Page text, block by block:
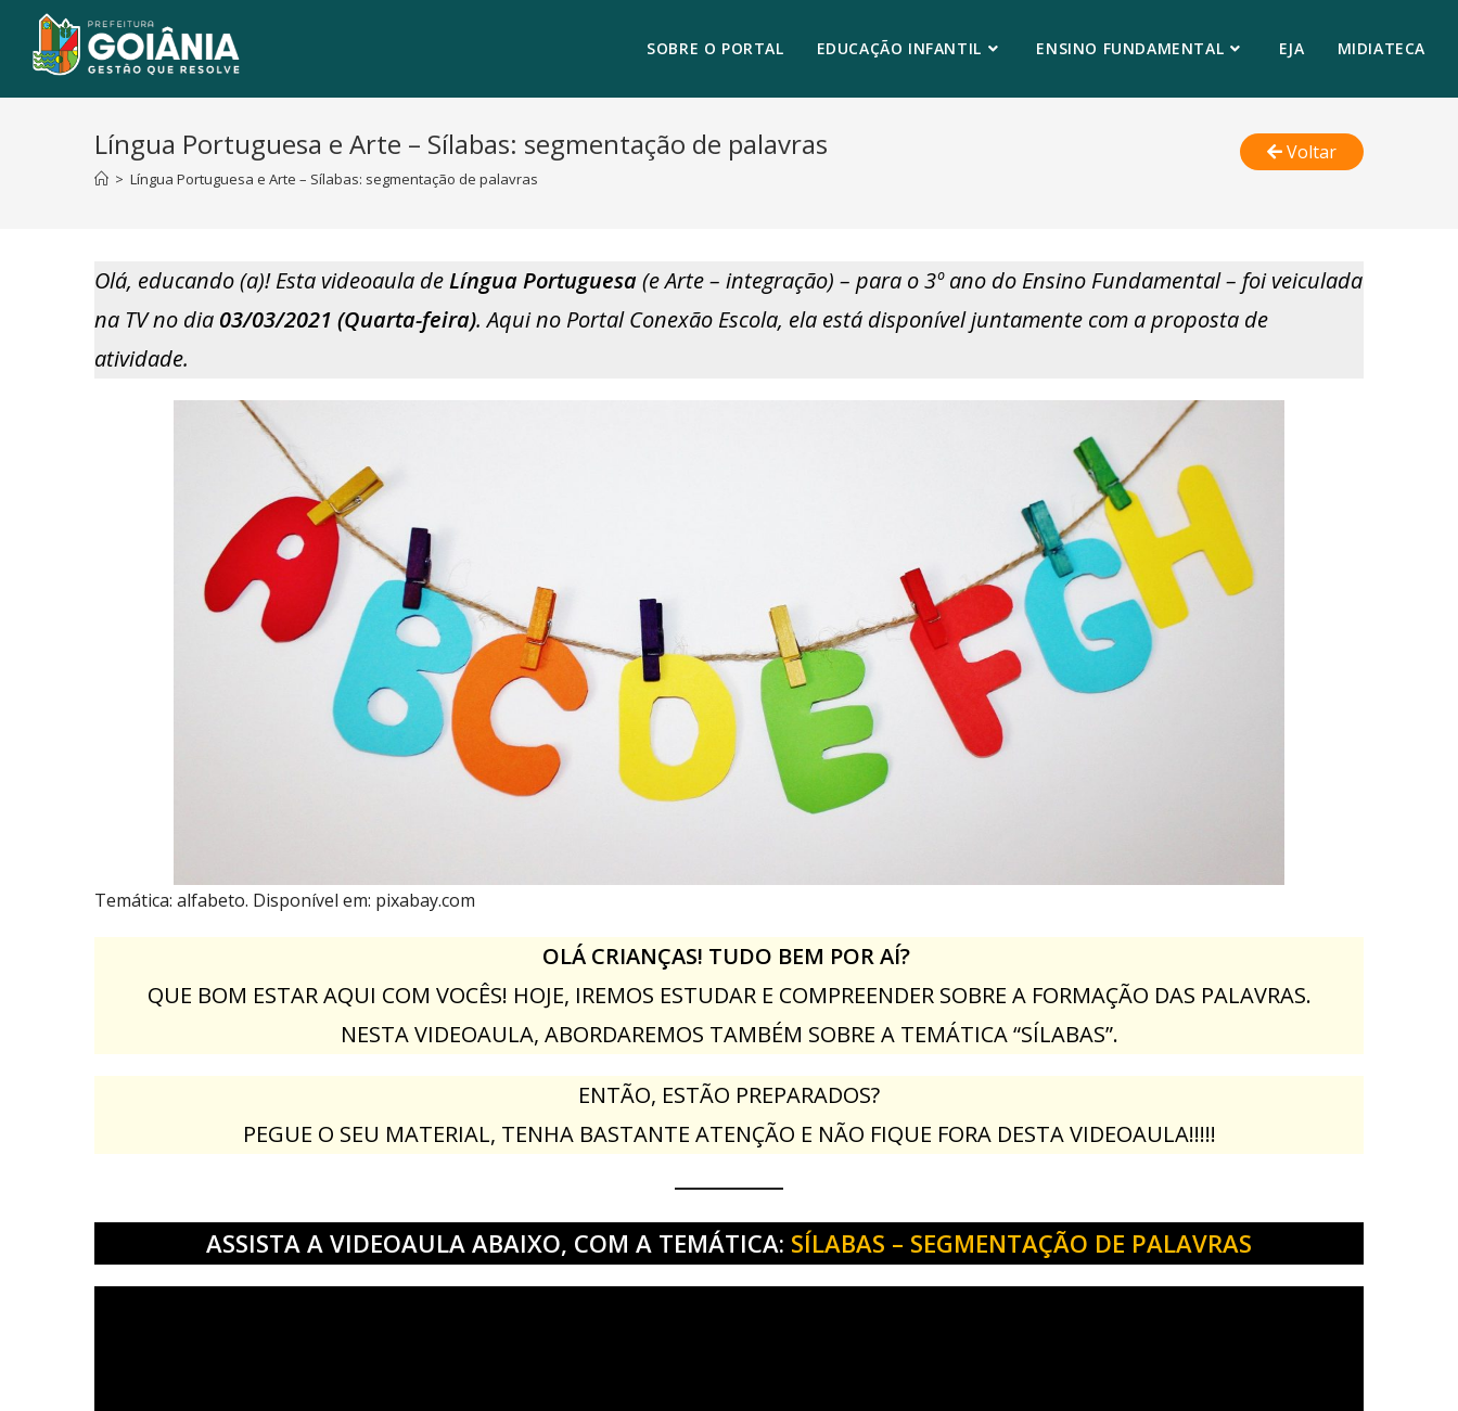
SOBRE O PORTAL EDUCAÇÃO INFANTIL ENSINO FUNDAMENTAL EJA MIDIATECA
Língua Portuguesa e Arte – Sílabas: segmentação de palavras
> Língua Portuguesa e Arte – Sílabas: segmentação de palavras
Voltar
Olá, educando (a)! Esta videoaula deLíngua Portuguesa(e Arte – integração) – para o 3º ano do Ensino Fundamental – foi veiculada
na TV no dia 03/03/2021 (Quarta-feira). Aqui no Portal Conexão Escola, ela está disponível juntamente com a proposta de
atividade.
Temática: alfabeto. Disponível em: pixabay.com
OLÁ CRIANÇAS! TUDO BEM POR AÍ?
QUE BOM ESTAR AQUI COM VOCÊS! HOJE, IREMOS ESTUDAR E COMPREENDER SOBRE A FORMAÇÃO DAS PALAVRAS.
NESTA VIDEOAULA, ABORDAREMOS TAMBÉM SOBRE A TEMÁTICA “SÍLABAS”.
ENTÃO, ESTÃO PREPARADOS?
PEGUE O SEU MATERIAL, TENHA BASTANTE ATENÇÃO E NÃO FIQUE FORA DESTA VIDEOAULA!!!!!
ASSISTA A VIDEOAULA ABAIXO, COM A TEMÁTICA: SÍLABAS – SEGMENTAÇÃO DE PALAVRAS